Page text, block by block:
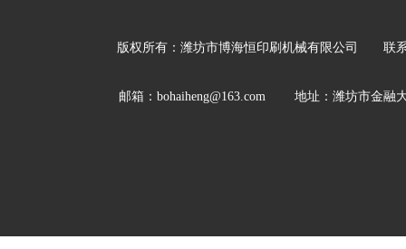
版权所有： 潍坊市博海恒印刷机械有限公司 联系
邮箱：bohaiheng@163.com 地址：潍坊市